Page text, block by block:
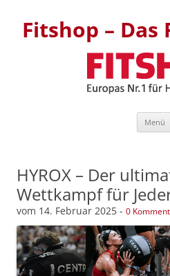
Fitshop – Das
Menü
HYROX – Der
Wettkampf für
vom 14. Februar 2025 - 0